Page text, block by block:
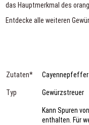
das Hauptmerkmal des
Entdecke alle weiteren
Zutaten* Cayennepfeffer
Typ Gewürzstreuer
Kann Spuren
enthalten. Für